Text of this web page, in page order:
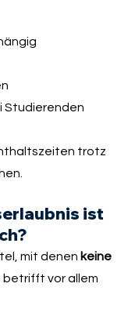
Studierenden
trotz
ist
mit denen keine
betrifft vor allem